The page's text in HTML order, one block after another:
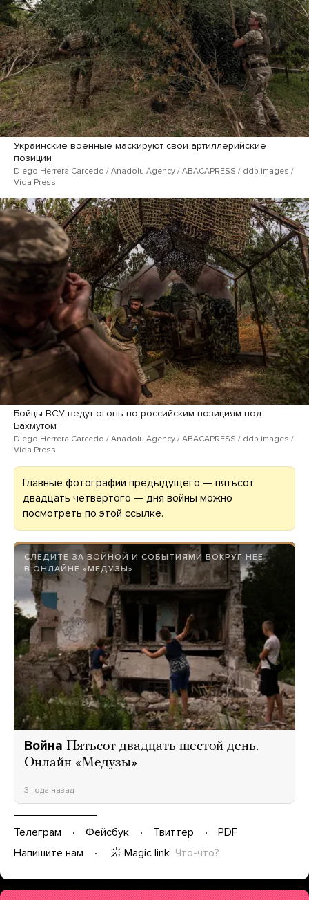
Украинские военные маскируют свои артиллерийские
позиции
Diego Herrera Carcedo / Anadolu Agency / ABACAPRESS / ddp images /
Vida Press
Бойцы ВСУ ведут огонь по российским позициям под
Бахмутом
Diego Herrera Carcedo / Anadolu Agency / ABACAPRESS / ddp images /
Vida Press
Главные фотографии предыдущего — пятьсот
двадцать четвертого — дня войны можно
посмотреть по этой ссылке.
СЛЕДИТЕ ЗА ВОЙНОЙ И СОБЫТИЯМИ ВОКРУГ НЕЕ
В ОНЛАЙНЕ «МЕДУЗЫ»
Война Пятьсот двадцать шестой день.
Онлайн «Медузы»
3 года назад
Телеграм Фейсбук Твиттер
PDF
Напишите нам
Magic link Что-что?